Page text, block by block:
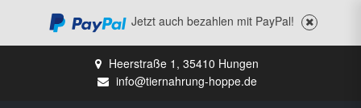
Jetzt auch bezahlen mit PayPal!
Heerstraße 1, 35410 Hungen
info@tiernahrung-hoppe.de